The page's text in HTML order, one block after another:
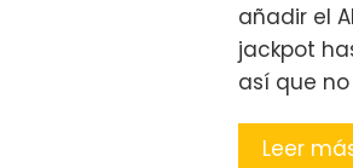
añadir el
jackpot
así que
Leer